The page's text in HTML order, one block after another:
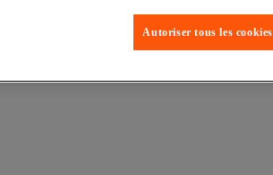
Autoriser tous les cookies